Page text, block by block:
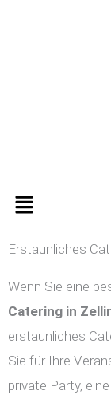
Menü
Erstaunliches
Wenn Sie eine
Catering in
erstaunliches
Sie für Ihre
private Party,